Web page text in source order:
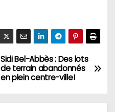
Sidi Bel-Abbès : Des lots
de terrain abandonnés
en plein centre-ville!